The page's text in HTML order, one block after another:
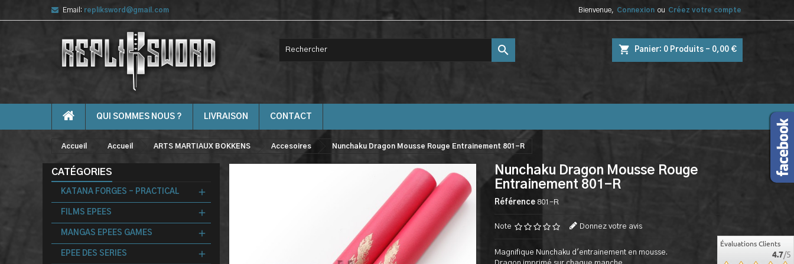
Email: repliksword@gmail.com Bienvenue, Connexion ou Créez votre compte
shopping_cart Panier: 0 Produits - 0,00 €

QUI SOMMES NOUS ? LIVRAISON CONTACT
Accueil Accueil ARTS MARTIAUX BOKKENS Accesoires Nunchaku Dragon Mousse Rouge Entrainement 801-R
CATÉGORIES
KATANA FORGES - PRACTICAL
FILMS EPEES
MANGAS EPEES GAMES
EPEE DES SERIES
Nunchaku Dragon Mousse Rouge
Entrainement 801-R
Référence 801-R
Note Donnez votre avis
Magnifique Nunchaku d'entrainement en mousse.
Évaluations Clients
4.7/5